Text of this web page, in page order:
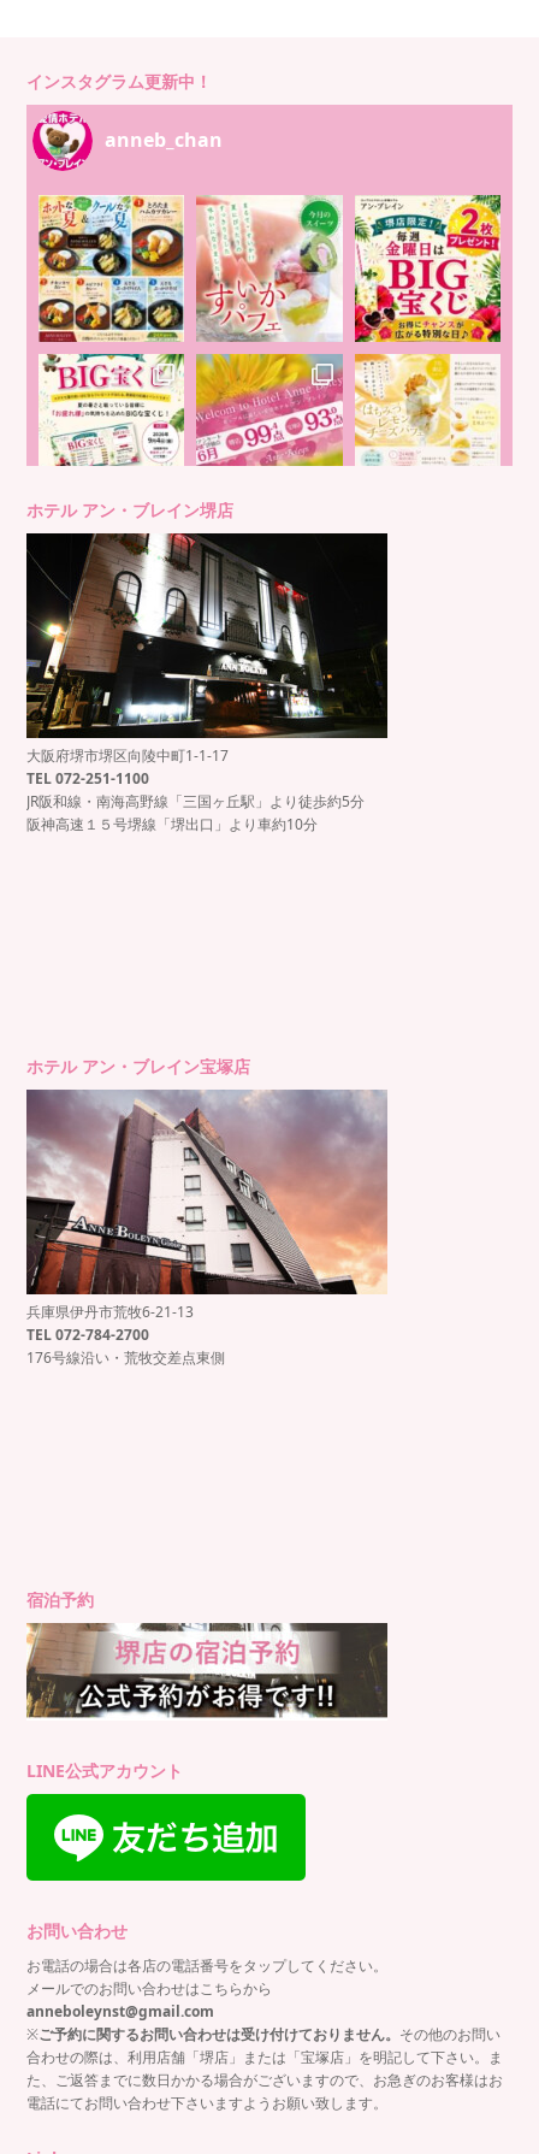
インスタグラム更新中！
anneb_chan
もっと見る
ホテル アン・ブレイン堺店
大阪府堺市堺区向陵中町1-1-17
TEL 072-251-1100
JR阪和線・南海高野線「三国ヶ丘駅」より徒歩約5分
阪神高速１５号堺線「堺出口」より車約10分
ホテル アン・ブレイン宝塚店
兵庫県伊丹市荒牧6-21-13
TEL 072-784-2700
176号線沿い・荒牧交差点東側
宿泊予約
LINE公式アカウント
お問い合わせ
お電話の場合は各店の電話番号をタップしてください。
メールでのお問い合わせはこちらから
anneboleynst@gmail.com
※ご予約に関するお問い合わせは受け付けておりません。 その他のお問い
合わせの際は、利用店舗「堺店」または「宝塚店」を明記して下さい。ま
た、ご返答までに数日かかる場合がございますので、お急ぎのお客様はお
電話にてお問い合わせ下さいますようお願い致します。